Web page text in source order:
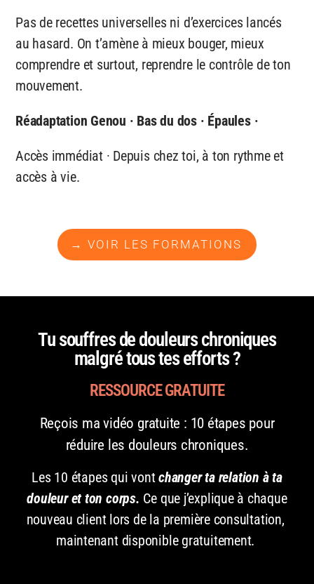
Pas de recettes universelles ni d’exercices lancés
au hasard. On t’amène à mieux bouger, mieux
comprendre et surtout, reprendre le contrôle de ton
mouvement.
Réadaptation Genou · Bas du dos · Épaules ·
Accès immédiat · Depuis chez toi, à ton rythme et
accès à vie.
→ VOIR LES FORMATIONS
Tu souffres de douleurs chroniques
malgré tous tes efforts ?
RESSOURCE GRATUITE
Reçois ma vidéo gratuite : 10 étapes pour
réduire les douleurs chroniques.
Les 10 étapes qui vontchanger ta relation à ta
douleur et ton corps. Ce que j’explique à chaque
nouveau client lors de la première consultation,
maintenant disponible gratuitement.